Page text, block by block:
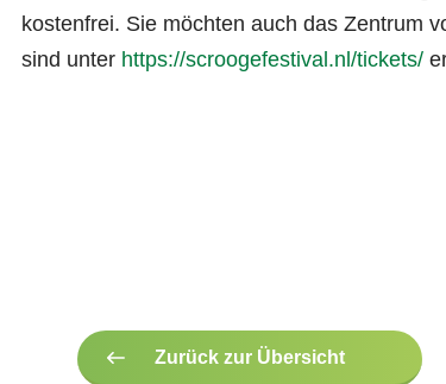
kostenfrei. Sie möchten auch das Zentrum
sind unter https://scroogefestival.nl/tickets/
Zurück zur Übersicht